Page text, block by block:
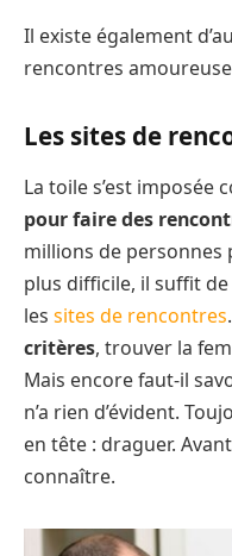
Il existe également
rencontres
Les sites de
La toile s’est imposée
pour faire des
millions de personnes
plus difficile, il suffit
les sites de rencontres
critères, trouver la
Mais encore faut-il
n’a rien d’évident.
en tête : draguer.
connaître.